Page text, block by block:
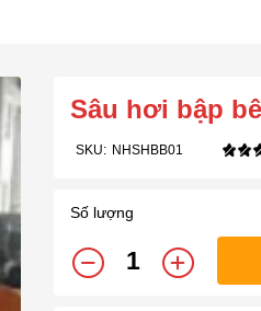
Sâu hơi bập
SKU: NHSHBB01
Số lượng